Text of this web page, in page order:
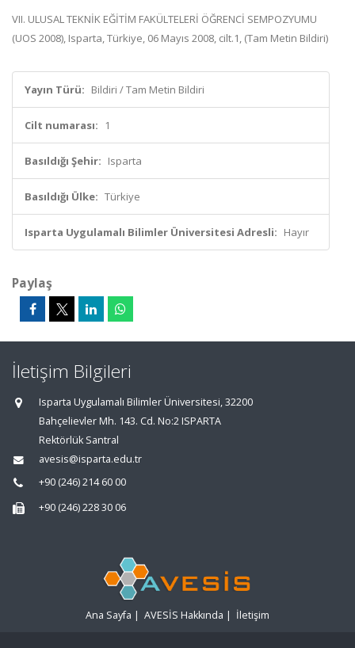
VII. ULUSAL TEKNİK EĞİTİM FAKÜLTELERİ ÖĞRENCİ SEMPOZYUMU
(UOS 2008), Isparta, Türkiye, 06 Mayıs 2008, cilt.1, (Tam Metin Bildiri)
Yayın Türü: Bildiri / Tam Metin Bildiri
Cilt numarası: 1
Basıldığı Şehir: Isparta
Basıldığı Ülke: Türkiye
Isparta Uygulamalı Bilimler Üniversitesi Adresli: Hayır
Paylaş
İletişim Bilgileri
Isparta Uygulamalı Bilimler Üniversitesi, 32200
Bahçelievler Mh. 143. Cd. No:2 ISPARTA
Rektörlük Santral
avesis@isparta.edu.tr
+90 (246) 214 60 00
+90 (246) 228 30 06
Ana Sayfa | AVESİS Hakkında | İletişim